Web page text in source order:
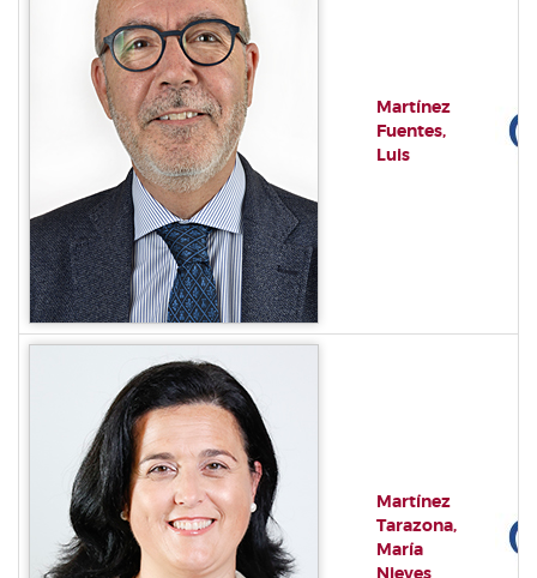
Martínez
Fuentes,
Luis
Martínez
Tarazona,
María
Nieves